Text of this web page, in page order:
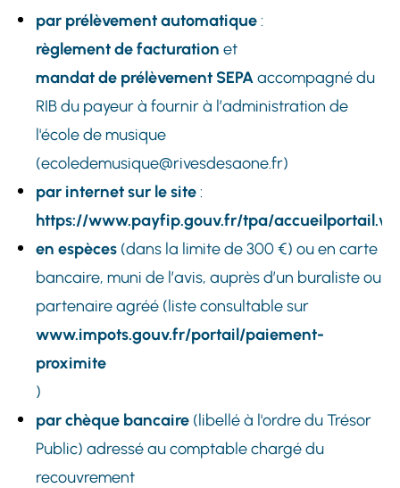
par prélèvement automatique:
règlement de facturation et
mandat de prélèvement SEPAaccompagné du
RIB du payeur à fournir à l’administration de
l'école de musique
(ecoledemusique@rivesdesaone.fr)
par internet sur le site:
https://www.payfip.gouv.fr/tpa/
en espèces (dans la limite de 300 €) ou en carte
bancaire, muni de l’avis, auprès d’un buraliste ou
partenaire agréé (liste consultable sur
www.impots.gouv.fr/portail/paiement-
proximite
)
par chèque bancaire (libellé à l'ordre du Trésor
Public) adressé au comptable chargé du
recouvrement